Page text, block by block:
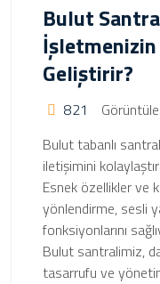
Bulut
Geliştirir?
821
Bulut tabanlı
iletişimini
Esnek özellikler ve
yönlendirme, sesli
fonksiyonlarını
Bulut santralimiz,
tasarrufu ve